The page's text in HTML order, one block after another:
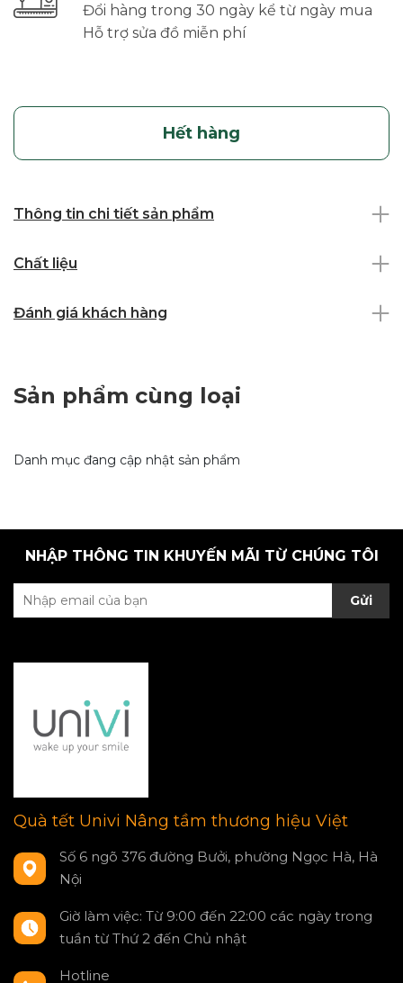
Đổi hàng trong 30 ngày kể từ ngày mua
Hỗ trợ sửa đồ miễn phí
Hết hàng
Thông tin chi tiết sản phẩm
Chất liệu
Đánh giá khách hàng
Sản phẩm cùng loại
Danh mục đang cập nhật sản phẩm
NHẬP THÔNG TIN KHUYẾN MÃI TỪ CHÚNG TÔI
Gửi
Quà tết Univi Nâng tầm thương hiệu Việt
Số 6 ngõ 376 đường Bưởi, phường Ngọc Hà, Hà
Nội
Giờ làm việc: Từ 9:00 đến 22:00 các ngày trong
tuần từ Thứ 2 đến Chủ nhật
Hotline